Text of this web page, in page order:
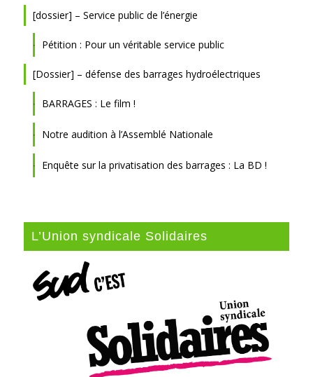
[dossier] – Service public de l’énergie
Pétition : Pour un véritable service public
[Dossier] – défense des barrages hydroélectriques
BARRAGES : Le film !
Notre audition à l’Assemblé Nationale
Enquête sur la privatisation des barrages : La BD !
L’Union syndicale Solidaires